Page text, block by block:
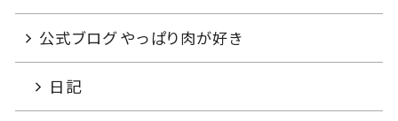
公式ブログ やっぱり肉が好き
日記